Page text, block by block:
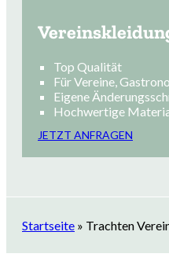
Top Qualität
Für Vereine,
Eigene
Hochwertige
JETZT ANFRAGEN
Startseite » Trachten